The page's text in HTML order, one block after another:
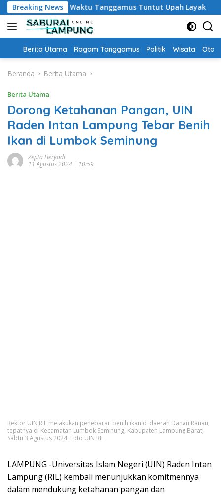
Langsung
ke
konten
Breaking News
PPPK Paruh Waktu Tanggamus Tuntut Upah Layak
Home
Berita Utama Ragam Tanggamus Politik Wisata Oto
Beranda Berita Utama
Berita Utama
Dorong Ketahanan Pangan, UIN
Raden Intan Lampung Tebar Benih
Ikan di Lumbok Seminung
Zepta Heryadi
11 Agustus 2024 | 10:59
Rektor UIN RIL melakukan penebaran benih ikan di daerah Danau Ranau,
tepatnya di Kecamatan Lumbok Seminung, Kabupaten Lampung Barat,
Sabtu 3 Agustus 2024. Foto UIN RIL
LAMPUNG -Universitas Islam Negeri (UIN) Raden Intan
Lampung (RIL) kembali menunjukkan komitmennya
dalam mendukung ketahanan pangan dan